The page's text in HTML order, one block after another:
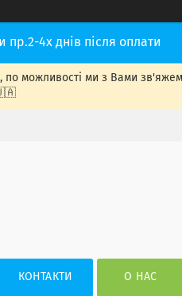
пр.2-4х днів після оплати
можливості ми з Вами
КОНТАКТИ О НАС